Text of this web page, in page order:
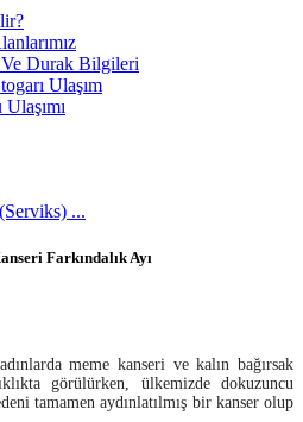
Durak Bilgileri
Ulaşım
...
Farkındalık Ayı
meme kanseri ve kalın bağırsak
görülürken, ülkemizde dokuzuncu
tamamen aydınlatılmış bir kanser olup